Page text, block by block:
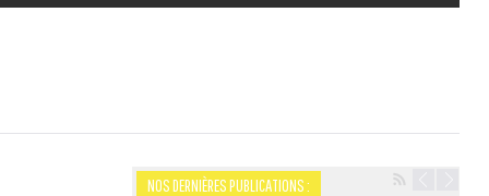
NOS DERNIÈRES PUBLICATIONS :